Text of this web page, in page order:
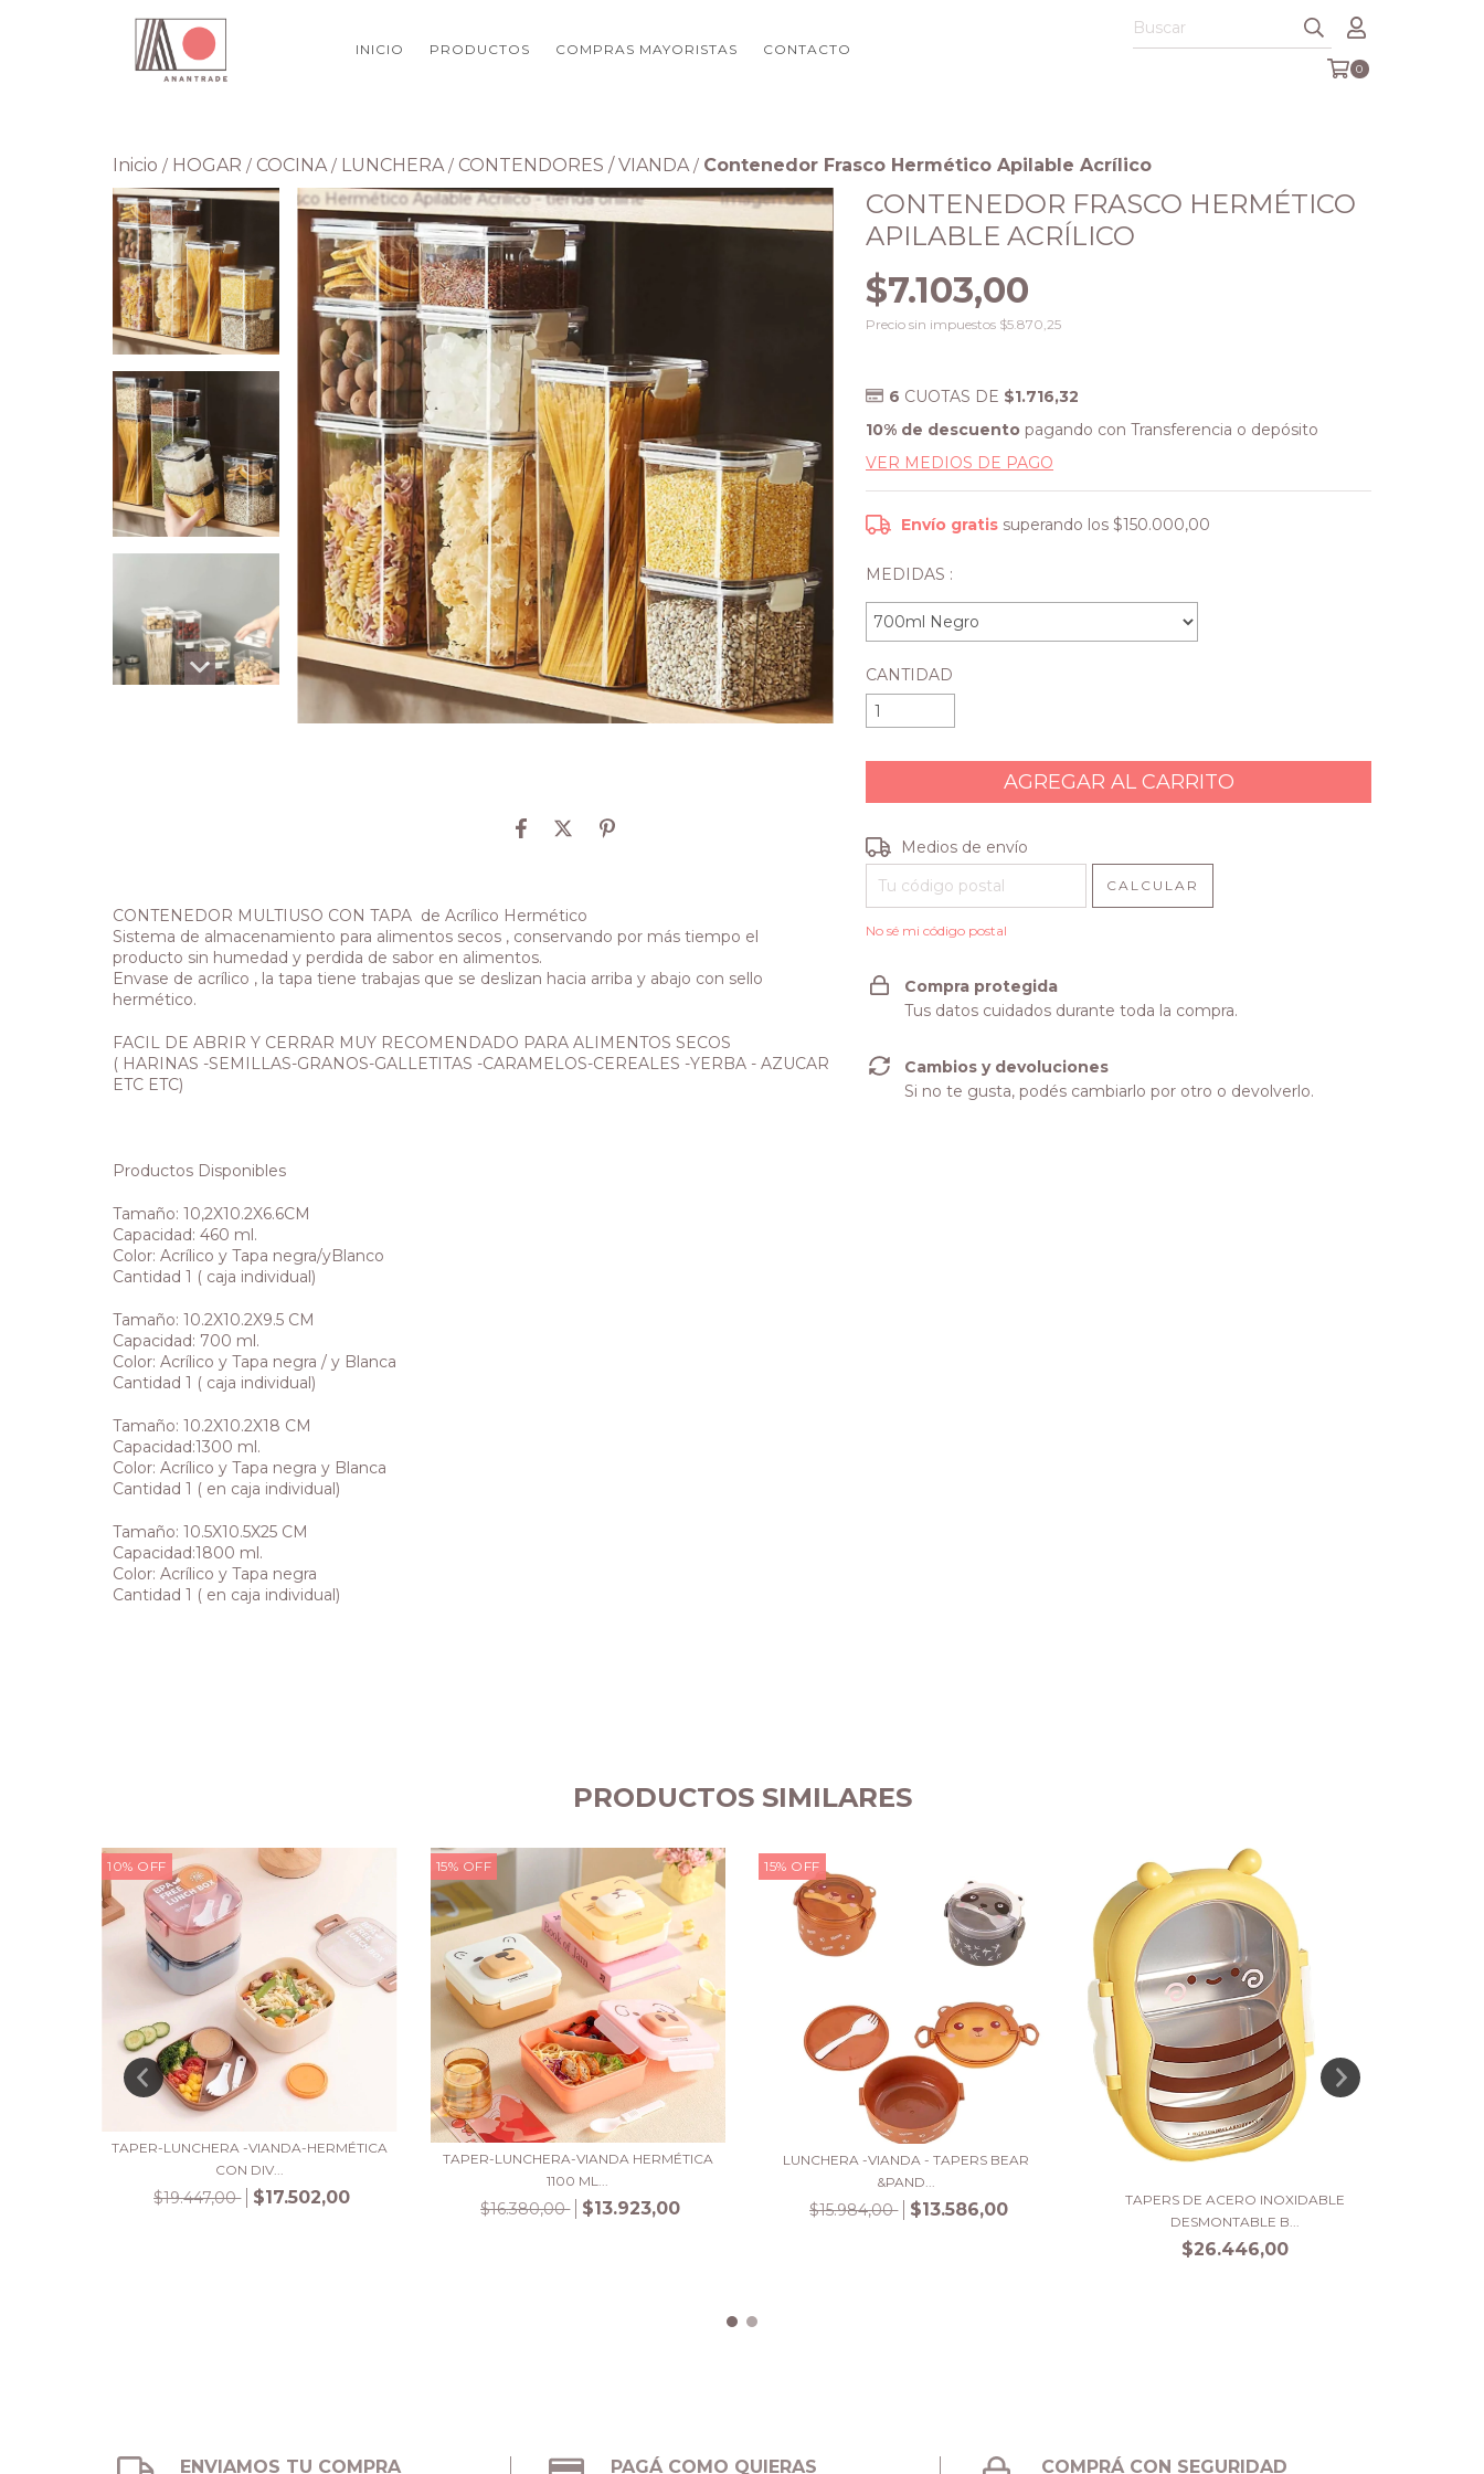
INICIO PRODUCTOS COMPRAS MAYORISTAS CONTACTO
0
Inicio / HOGAR / COCINA / LUNCHERA / CONTENDORES / VIANDA / Contenedor Frasco Hermético Apilable Acrílico
CONTENEDOR MULTIUSO CON TAPA de Acrílico Hermético
Sistema de almacenamiento para alimentos secos , conservando por más tiempo el
producto sin humedad y perdida de sabor en alimentos.
Envase de acrílico , la tapa tiene trabajas que se deslizan hacia arriba y abajo con sello
hermético.
FACIL DE ABRIR Y CERRAR MUY RECOMENDADO PARA ALIMENTOS SECOS
( HARINAS -SEMILLAS-GRANOS-GALLETITAS -CARAMELOS-CEREALES -YERBA - AZUCAR
ETC ETC)
Productos Disponibles
Tamaño: 10,2X10.2X6.6CM
Capacidad: 460 ml.
Color: Acrílico y Tapa negra/yBlanco
Cantidad 1 ( caja individual)
Tamaño: 10.2X10.2X9.5 CM
Capacidad: 700 ml.
Color: Acrílico y Tapa negra / y Blanca
Cantidad 1 ( caja individual)
Tamaño: 10.2X10.2X18 CM
Capacidad:1300 ml.
Color: Acrílico y Tapa negra y Blanca
Cantidad 1 ( en caja individual)
Tamaño: 10.5X10.5X25 CM
Capacidad:1800 ml.
Color: Acrílico y Tapa negra
Cantidad 1 ( en caja individual)
CONTENEDOR FRASCO HERMÉTICO
APILABLE ACRÍLICO
$7.103,00
Precio sin impuestos $5.870,25
6 CUOTAS DE $1.716,32
10% de descuento pagando con Transferencia o depósito
VER MEDIOS DE PAGO
Envío gratis superando los$150.000,00
MEDIDAS :
CANTIDAD
Entregas para el CP:
Medios de envío
CALCULAR
No sé mi código postal
Compra protegida
Tus datos cuidados durante toda la compra.
Cambios y devoluciones
Si no te gusta, podés cambiarlo por otro o devolverlo.
PRODUCTOS SIMILARES
10% OFF
TAPER-LUNCHERA -VIANDA-HERMÉTICA
CON DIV...
$19.447,00 $17.502,00
15% OFF
TAPER-LUNCHERA-VIANDA HERMÉTICA
1100 ML...
$16.380,00 $13.923,00
15% OFF
LUNCHERA -VIANDA - TAPERS BEAR
&PAND...
$15.984,00 $13.586,00
TAPERS DE ACERO INOXIDABLE
DESMONTABLE B...
$26.446,00
ENVIAMOS TU COMPRA PAGÁ COMO QUIERAS COMPRÁ CON SEGURIDAD